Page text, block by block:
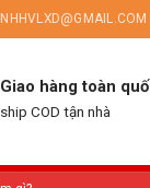
Giao hàng toàn
ship COD tận nhà